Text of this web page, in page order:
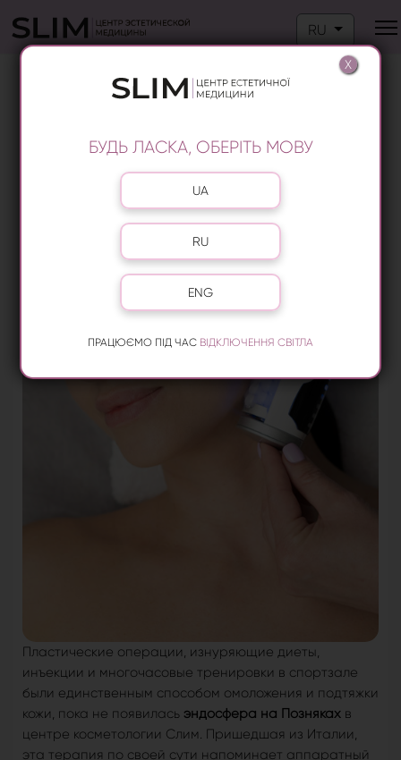
Выберите язык
RU
ЭНДОСФЕРА НА ПОЗНЯКАХ
Пластические операции, изнуряющие диеты,
инъекции и многочасовые тренировки в спортзале
были единственным способом омоложения и подтяжки
кожи, пока не появилась эндосфера на Позняках в
центре косметологии Слим. Пришедшая из Италии,
эта терапия по своей сути напоминает аппаратный
БУДЬ ЛАСКА, ОБЕРІТЬ МОВУ
Выберите язык
UA
RU
ENG
ПРАЦЮЄМО ПІД ЧАС ВІДКЛЮЧЕННЯ СВІТЛА
X